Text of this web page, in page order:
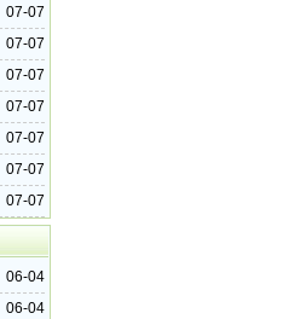
07-07
07-07
07-07
07-07
07-07
07-07
07-07
06-04
06-04